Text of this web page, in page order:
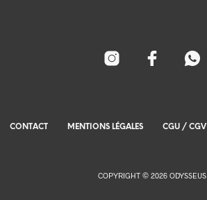
CONTACT MENTIONS LÉGALES CGU / CGV
COPYRIGHT © 2026 ODYSSEUS